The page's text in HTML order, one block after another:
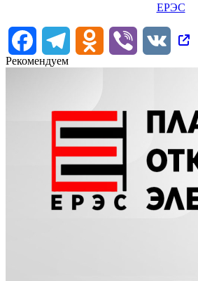
ЕРЭС
FacebookTelegram Odnoklassniki
Viber
VK
Рекомендуем